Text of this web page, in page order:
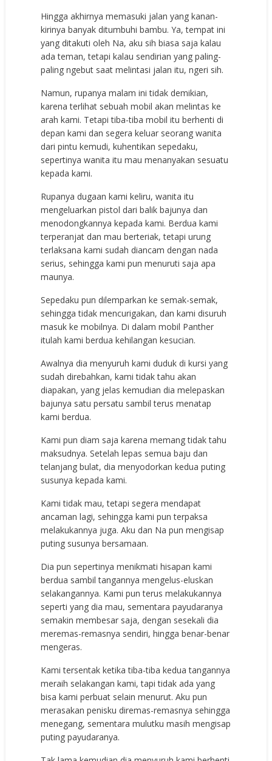
Hingga akhirnya memasuki jalan yang kanan-
kirinya banyak ditumbuhi bambu. Ya, tempat ini
yang ditakuti oleh Na, aku sih biasa saja kalau
ada teman, tetapi kalau sendirian yang paling-
paling ngebut saat melintasi jalan itu, ngeri sih.
Namun, rupanya malam ini tidak demikian,
karena terlihat sebuah mobil akan melintas ke
arah kami. Tetapi tiba-tiba mobil itu berhenti di
depan kami dan segera keluar seorang wanita
dari pintu kemudi, kuhentikan sepedaku,
sepertinya wanita itu mau menanyakan sesuatu
kepada kami.
Rupanya dugaan kami keliru, wanita itu
mengeluarkan pistol dari balik bajunya dan
menodongkannya kepada kami. Berdua kami
terperanjat dan mau berteriak, tetapi urung
terlaksana kami sudah diancam dengan nada
serius, sehingga kami pun menuruti saja apa
maunya.
Sepedaku pun dilemparkan ke semak-semak,
sehingga tidak mencurigakan, dan kami disuruh
masuk ke mobilnya. Di dalam mobil Panther
itulah kami berdua kehilangan kesucian.
Awalnya dia menyuruh kami duduk di kursi yang
sudah direbahkan, kami tidak tahu akan
diapakan, yang jelas kemudian dia melepaskan
bajunya satu persatu sambil terus menatap
kami berdua.
Kami pun diam saja karena memang tidak tahu
maksudnya. Setelah lepas semua baju dan
telanjang bulat, dia menyodorkan kedua puting
susunya kepada kami.
Kami tidak mau, tetapi segera mendapat
ancaman lagi, sehingga kami pun terpaksa
melakukannya juga. Aku dan Na pun mengisap
puting susunya bersamaan.
Dia pun sepertinya menikmati hisapan kami
berdua sambil tangannya mengelus-eluskan
selakangannya. Kami pun terus melakukannya
seperti yang dia mau, sementara payudaranya
semakin membesar saja, dengan sesekali dia
meremas-remasnya sendiri, hingga benar-benar
mengeras.
Kami tersentak ketika tiba-tiba kedua tangannya
meraih selakangan kami, tapi tidak ada yang
bisa kami perbuat selain menurut. Aku pun
merasakan penisku diremas-remasnya sehingga
menegang, sementara mulutku masih mengisap
puting payudaranya.